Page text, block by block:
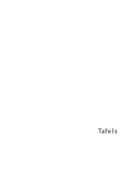
Tafels